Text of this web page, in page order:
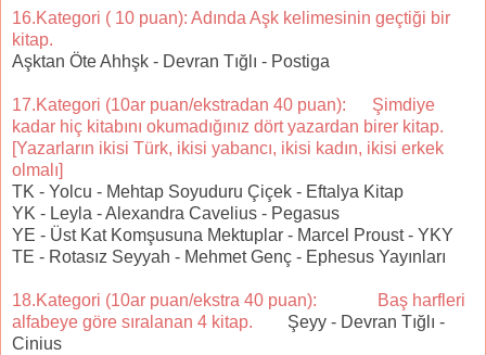
16.Kategori ( 10 puan): Adında Aşk kelimesinin geçtiği bir
kitap.
Aşktan Öte Ahhşk - Devran Tığlı - Postiga
17.Kategori (10ar puan/ekstradan 40 puan): Şimdiye
kadar hiç kitabını okumadığınız dört yazardan birer kitap.
[Yazarların ikisi Türk, ikisi yabancı, ikisi kadın, ikisi erkek
olmalı]
TK - Yolcu - Mehtap Soyuduru Çiçek - Eftalya Kitap
YK - Leyla - Alexandra Cavelius - Pegasus
YE - Üst Kat Komşusuna Mektuplar - Marcel Proust - YKY
TE - Rotasız Seyyah - Mehmet Genç - Ephesus Yayınları
18.Kategori (10ar puan/ekstra 40 puan): Baş harfleri
alfabeye göre sıralanan 4 kitap. Şeyy - Devran Tığlı -
Cinius